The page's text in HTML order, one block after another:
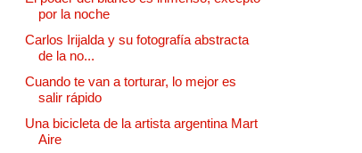
por la noche
Carlos Irijalda y su fotografía abstracta
de la no...
Cuando te van a torturar, lo mejor es
salir rápido
Una bicicleta de la artista argentina Mart
Aire